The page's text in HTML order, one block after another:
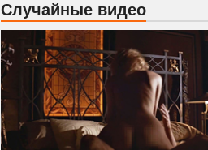
Случайные видео